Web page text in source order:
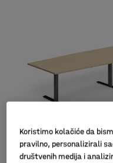
Koristimo kolačiće da
pravilno, personalizirali
društvenih medija i